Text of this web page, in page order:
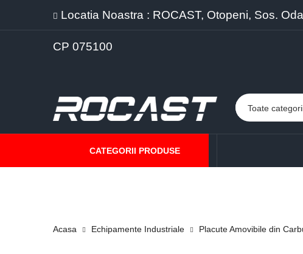
Locatia Noastra : ROCAST, Otopeni, Sos.
CP 075100
CATEGORII PRODUSE
Acasa Echipamente Industriale Placute Amovibile din